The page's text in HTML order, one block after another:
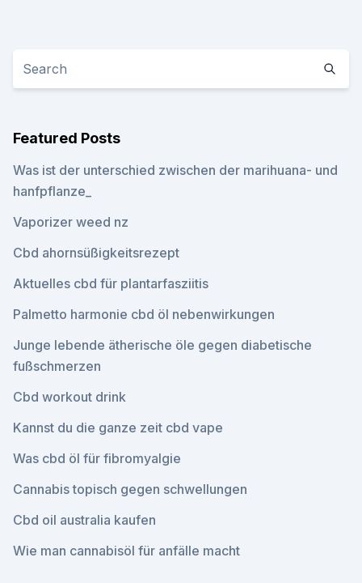
Featured Posts
Was ist der unterschied zwischen der marihuana- und
hanfpflanze_
Vaporizer weed nz
Cbd ahornsüßigkeitsrezept
Aktuelles cbd für plantarfasziitis
Palmetto harmonie cbd öl nebenwirkungen
Junge lebende ätherische öle gegen diabetische
fußschmerzen
Cbd workout drink
Kannst du die ganze zeit cbd vape
Was cbd öl für fibromyalgie
Cannabis topisch gegen schwellungen
Cbd oil australia kaufen
Wie man cannabisöl für anfälle macht